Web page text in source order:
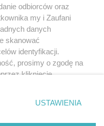
odbiorców oraz
my i Zaufani
danych
skanować
identyfikacji.
prosimy o zgodę na
kliknięcie
ustawień prywatności
strony
wymagają zgody
USTAWIENIA